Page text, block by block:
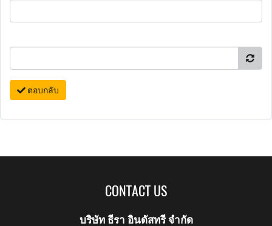
ตอบกลับ
CONTACT US
บริษัท ธีรา อินดัสทรี จำกัด